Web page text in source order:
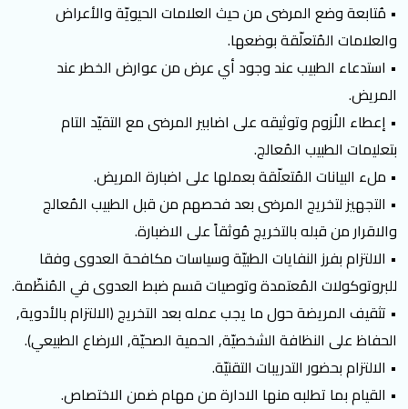
• مُتابعة وضع المرضى من حيث العلامات الحيويّة والأعراض
والعلامات المُتعلّقة بوضعها.
• استدعاء الطبيب عند وجود أي عرض من عوارض الخطر عند
المريض.
• إعطاء اللُزوم وتوثيقه على اضابير المرضى مع التقيّد التام
بتعليمات الطبيب المُعالج.
• ملء البيانات المُتعلّقة بعملها على اضبارة المريض.
• التجهيز لتخريج المرضى بعد فحصهم من قبل الطبيب المُعالج
والاقرار من قبله بالتخريج مُوثقاً على الاضبارة.
• الالتزام بفرز النفايات الطبيّة وسياسات مكافحة العدوى وفقا
للبروتوكولات المُعتمدة وتوصيات قسم ضبط العدوى في المُنظّمة.
• تثقيف المريضة حول ما يجب عمله بعد التخريج (الالتزام بالأدوية,
الحفاظ على النظافة الشخصيّة, الحمية الصحيّة, الارضاع الطبيعي).
• الالتزام بحضور التدريبات التقنيّة.
• القيام بما تطلبه منها الادارة من مهام ضمن الاختصاص.